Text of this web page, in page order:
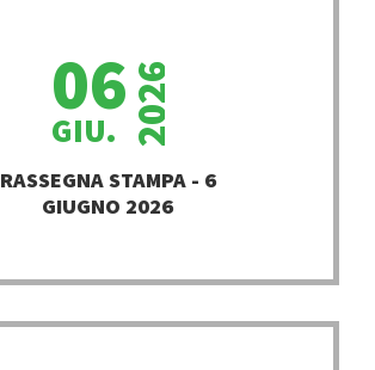
06
GIU. 2026
RASSEGNA STAMPA - 6
GIUGNO 2026